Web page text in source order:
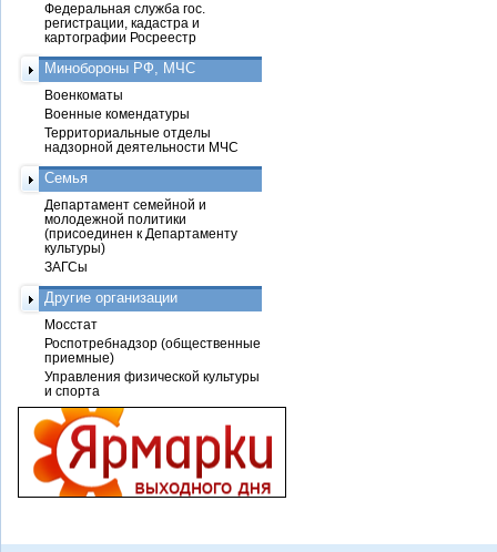
Федеральная служба гос.
регистрации, кадастра и
картографии Росреестр
Минобороны РФ, МЧС
Военкоматы
Военные комендатуры
Территориальные отделы
надзорной деятельности МЧС
Семья
Департамент семейной и
молодежной политики
(присоединен к Департаменту
культуры)
ЗАГСы
Другие организации
Мосстат
Роспотребнадзор (общественные
приемные)
Управления физической культуры
и спорта